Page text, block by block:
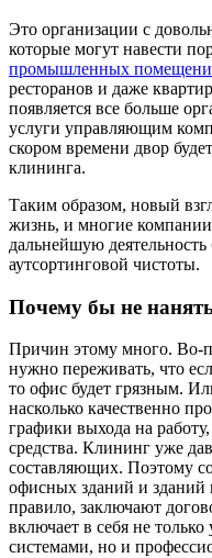
Это организации с
которые могут навести
промышленных
ресторанов и даже
появляется все больше
услуги управляющим
скором времени двор
клининга.
Таким образом, новый
жизнь, и многие
дальнейшую деятельность
аутсортинговой чистоты.
Почему бы не
Причин этому много. Во-
нужно переживать, что
то офис будет грязным.
насколько качественно
графики выхода на
средства. Клининг уже
составляющих. Поэтому
офисных зданий и зданий
правило, заключают
включает в себя не
системами, но и